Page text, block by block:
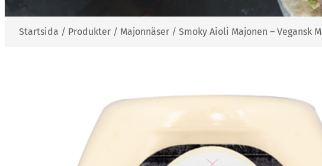
Startsida / Produkter / Majonnäser / Smoky Aioli Majonen – Vegansk